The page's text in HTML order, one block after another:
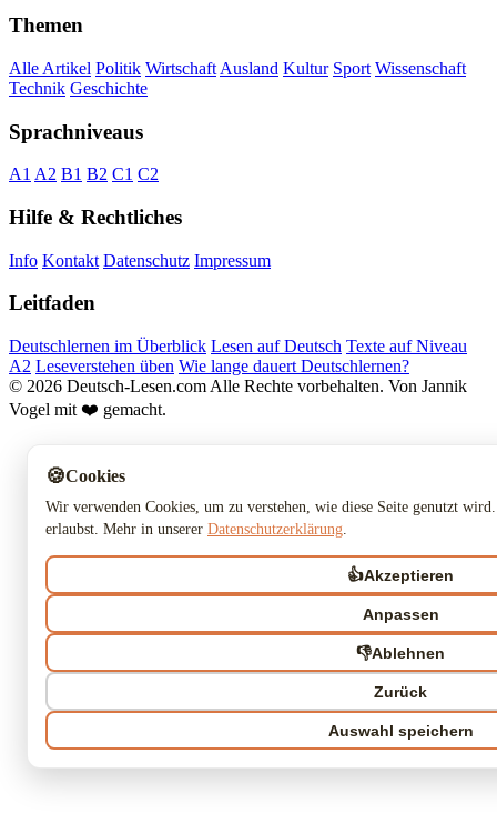
Themen
Alle Artikel Politik Wirtschaft Ausland Kultur Sport Wissenschaft
Technik Geschichte
Sprachniveaus
A1 A2 B1 B2 C1 C2
Hilfe & Rechtliches
Info Kontakt Datenschutz Impressum
Leitfaden
Deutschlernen im Überblick Lesen auf Deutsch Texte auf Niveau
A2 Leseverstehen üben Wie lange dauert Deutschlernen?
© 2026 Deutsch-Lesen.com Alle Rechte vorbehalten. Von Jannik
Vogel mit ❤️ gemacht.
🍪Cookies
Wir verwenden Cookies, um zu verstehen, wie diese Seite genutzt
erlaubst. Mehr in unserer Datenschutzerklärung
👍Akzeptieren
Anpassen
👎Ablehnen
Zurück
Auswahl speichern